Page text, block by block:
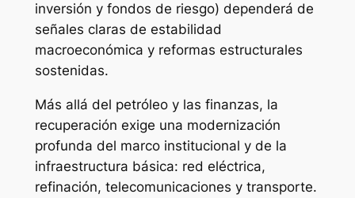
inversión y fondos de riesgo) dependerá de
señales claras de estabilidad
macroeconómica y reformas estructurales
sostenidas.
Más allá del petróleo y las finanzas, la
recuperación exige una modernización
profunda del marco institucional y de la
infraestructura básica: red eléctrica,
refinación, telecomunicaciones y transporte.